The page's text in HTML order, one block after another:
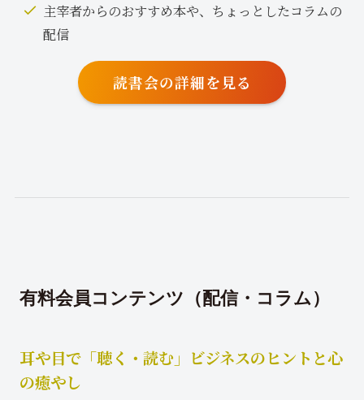
主宰者からのおすすめ本や、ちょっとしたコラムの
配信
読書会の詳細を見る
有料会員コンテンツ（配信・コラム）
耳や目で「聴く・読む」ビジネスのヒントと心
の癒やし